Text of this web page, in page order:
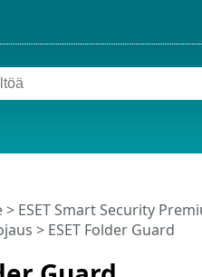
> ESET Smart Security
> ESET Folder Guard